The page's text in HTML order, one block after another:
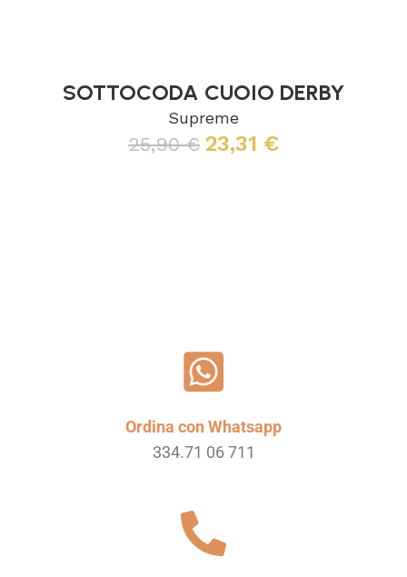
SOTTOCODA CUOIO DERBY
Supreme
25,90€ 23,31 €
Ordina con Whatsapp
334.71 06 711